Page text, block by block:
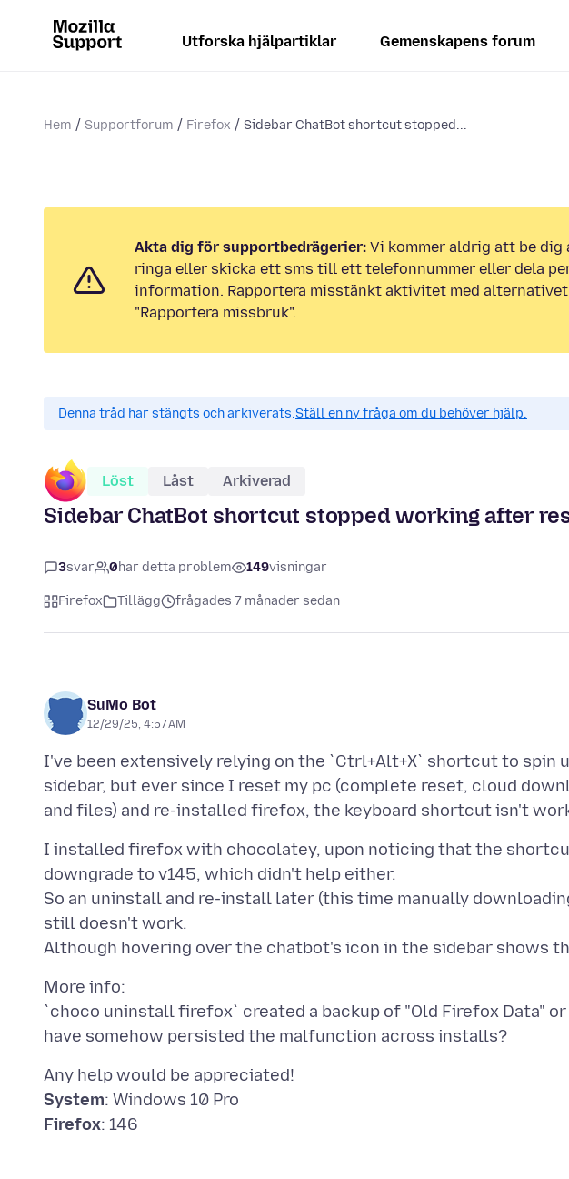
Utforska hjälpartiklar Gemenskapens forum
Hem Supportforum Firefox Sidebar ChatBot shortcut stopped...
Akta dig för supportbedrägerier: Vi kommer aldrig att be dig
ringa eller skicka ett sms till ett telefonnummer eller dela
information. Rapportera misstänkt aktivitet med alternativet
"Rapportera missbruk".
Denna tråd har stängts och arkiverats.Ställ en ny fråga om du behöver hjälp.
Löst Låst Arkiverad
Sidebar ChatBot shortcut stopped working after
3svar 0har detta problem 149visningar
Firefox Tillägg frågades 7 månader sedan
SuMo Bot
12/29/25, 4:57 AM
I've been extensively relying on the `Ctrl+Alt+X` shortcut to spin
sidebar, but ever since I reset my pc (complete reset, cloud
I installed firefox with chocolatey, upon noticing that the
downgrade to v145, which didn't help either.
So an uninstall and re-install later (this time manually
still doesn't work.
More info:
`choco uninstall firefox` created a backup of "Old Firefox Data"
System
Firefox